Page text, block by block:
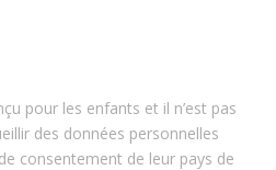
pour les enfants et il n’est pas
des données personnelles
consentement de leur pays de